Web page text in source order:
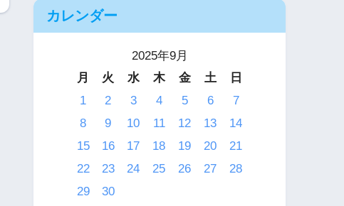
カレンダー
2025年9月
月
火 水 木 金 土
日
1
2 3 4 5 6
7
8
9 10 11 12 13
14
15
16 17 18 19 20
21
22
23 24 25 26 27
28
29
30